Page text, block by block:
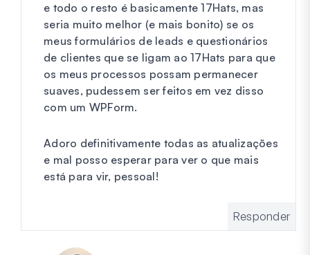
e todo o resto é basicamente 17Hats, mas
seria muito melhor (e mais bonito) se os
meus formulários de leads e questionários
de clientes que se ligam ao 17Hats para que
os meus processos possam permanecer
suaves, pudessem ser feitos em vez disso
com um WPForm.
Adoro definitivamente todas as atualizações
e mal posso esperar para ver o que mais
está para vir, pessoal!
Responder